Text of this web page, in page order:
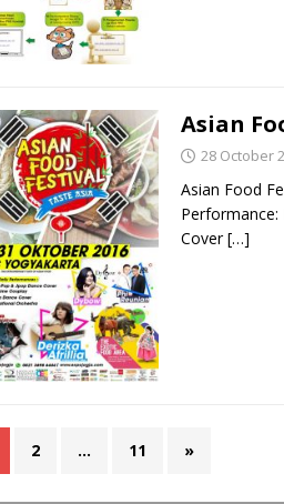
Asian
28 October
Asian Food
Performance:
Cover[…]
2 … 11 »